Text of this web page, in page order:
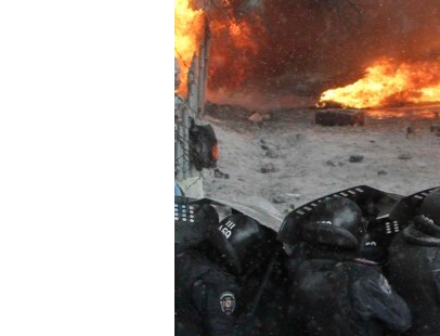
УКРАЇНСЬКА ПРОБЛЕМА КРИМУ